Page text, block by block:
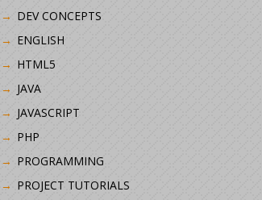
DEV CONCEPTS
ENGLISH
HTML5
JAVA
JAVASCRIPT
PHP
PROGRAMMING
PROJECT TUTORIALS